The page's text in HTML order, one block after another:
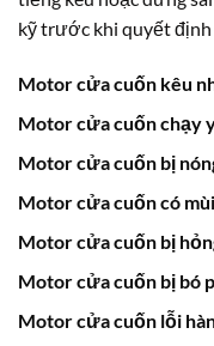
kỹ trước khi quyết
Motor cửa cuốn kêu
Motor cửa cuốn chạy
Motor cửa cuốn bị
Motor cửa cuốn có
Motor cửa cuốn bị
Motor cửa cuốn bị bó
Motor cửa cuốn lỗi